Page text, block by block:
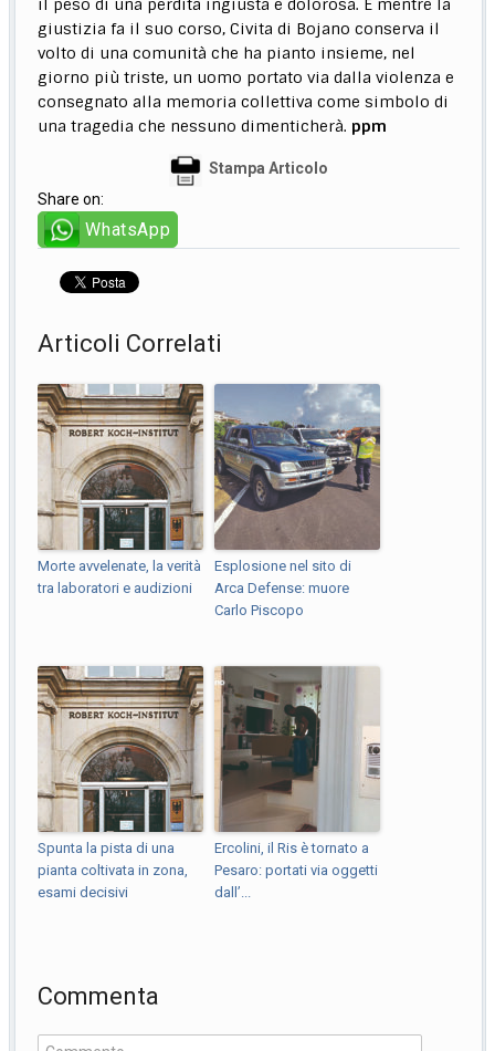
il peso di una perdita ingiusta e dolorosa. E mentre la
giustizia fa il suo corso, Civita di Bojano conserva il
volto di una comunità che ha pianto insieme, nel
giorno più triste, un uomo portato via dalla violenza e
consegnato alla memoria collettiva come simbolo di
una tragedia che nessuno dimenticherà. ppm
Stampa Articolo
Share on:
WhatsApp
Articoli Correlati
Morte avvelenate, la verità
tra laboratori e audizioni
Esplosione nel sito di
Arca Defense: muore
Carlo Piscopo
Spunta la pista di una
pianta coltivata in zona,
esami decisivi
Ercolini, il Ris è tornato a
Pesaro: portati via oggetti
dall’...
Commenta